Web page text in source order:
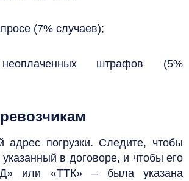
(7% случаев);
штрафов (5%
адрес погрузки. Следите, чтобы
в договоре, и чтобы его
или «ТТК» – была указана